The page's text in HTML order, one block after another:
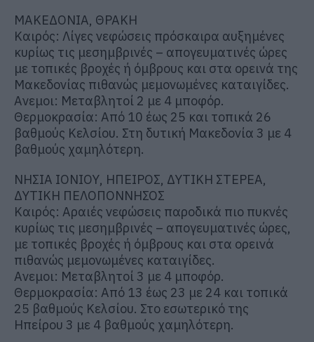
ΜΑΚΕΔΟΝΙΑ, ΘΡΑΚΗ
Καιρός: Λίγες νεφώσεις πρόσκαιρα αυξημένες
κυρίως τις μεσημβρινές – απογευματινές ώρες
με τοπικές βροχές ή όμβρους και στα ορεινά της
Μακεδονίας πιθανώς μεμονωμένες καταιγίδες.
Ανεμοι: Μεταβλητοί 2 με 4 μποφόρ.
Θερμοκρασία: Από 10 έως 25 και τοπικά 26
βαθμούς Κελσίου. Στη δυτική Μακεδονία 3 με 4
βαθμούς χαμηλότερη.
ΝΗΣΙΑ ΙΟΝΙΟΥ, ΗΠΕΙΡΟΣ, ΔΥΤΙΚΗ ΣΤΕΡΕΑ,
ΔΥΤΙΚΗ ΠΕΛΟΠΟΝΝΗΣΟΣ
Καιρός: Αραιές νεφώσεις παροδικά πιο πυκνές
κυρίως τις μεσημβρινές – απογευματινές ώρες,
με τοπικές βροχές ή όμβρους και στα ορεινά
πιθανώς μεμονωμένες καταιγίδες.
Ανεμοι: Μεταβλητοί 3 με 4 μποφόρ.
Θερμοκρασία: Από 13 έως 23 με 24 και τοπικά
25 βαθμούς Κελσίου. Στο εσωτερικό της
Ηπείρου 3 με 4 βαθμούς χαμηλότερη.